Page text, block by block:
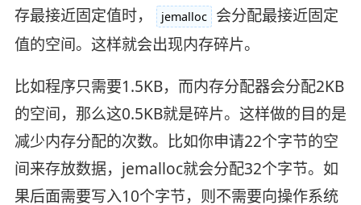
存最接近固定值时，
jemalloc
会分配最接近固定
值的空间。这样就会出现内存碎片。
比如程序只需要1.5KB，而内存分配器会分配2KB
的空间，那么这0.5KB就是碎片。这样做的目的是
减少内存分配的次数。比如你申请22个字节的空
间来存放数据，jemalloc就会分配32个字节。如
果后面需要写入10个字节，则不需要向操作系统